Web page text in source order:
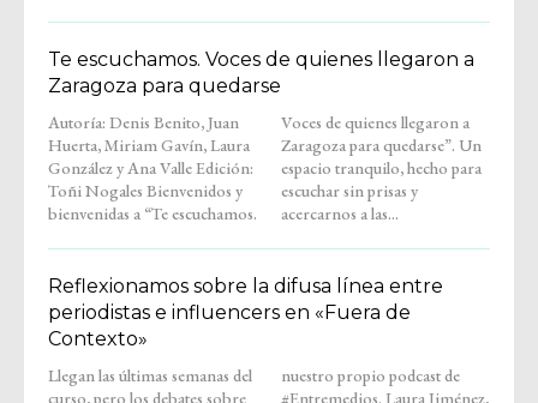
Te escuchamos. Voces de quienes llegaron a
Zaragoza para quedarse
Autoría: Denis Benito, Juan
Huerta, Miriam Gavín, Laura
González y Ana Valle Edición:
Toñi Nogales Bienvenidos y
bienvenidas a “Te escuchamos.
Voces de quienes llegaron a
Zaragoza para quedarse”. Un
espacio tranquilo, hecho para
escuchar sin prisas y
acercarnos a las...
Reflexionamos sobre la difusa línea entre
periodistas e influencers en «Fuera de
Contexto»
Llegan las últimas semanas del
curso, pero los debates sobre
nuestro propio podcast de
#Entremedios. Laura Jiménez,